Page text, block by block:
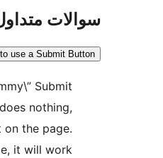
متداول
I want to use a Submit
Put a \”dummy\” Submit
Button that does nothing,
where you want on the page.
Trust me, it will work.